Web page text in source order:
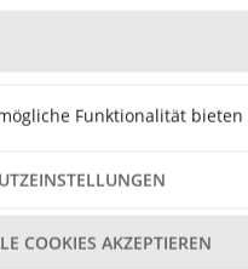
Aus welchem Material
Kann die Steckachse
Die Verwendung ist
Modelle nur nach
Gibt es unterschiedliche
Je nach Ausführung
Funktionalität bieten
COOKIES AKZEPTIEREN